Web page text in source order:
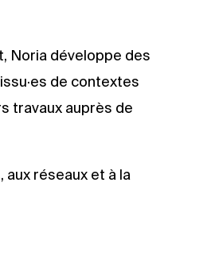
Noria développe des
de contextes
travaux auprès de
aux réseaux et à la